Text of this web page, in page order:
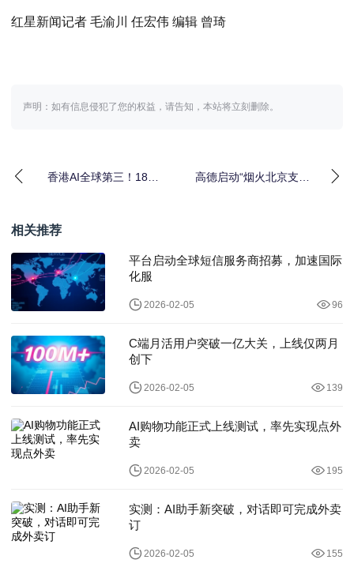
红星新闻记者 毛渝川 任宏伟 编辑 曾琦
声明：如有信息侵犯了您的权益，请告知，本站将立刻删除。
香港AI全球第三！18万
高德启动“烟火北京支持
相关推荐
平台启动全球短信服务商招募，加速国际
化服
2026-02-05 96
C端月活用户突破一亿大关，上线仅两月
创下
2026-02-05 139
AI购物功能正式上线测试，率先实现点外
卖
2026-02-05 195
实测：AI助手新突破，对话即可完成外卖
订
2026-02-05 155